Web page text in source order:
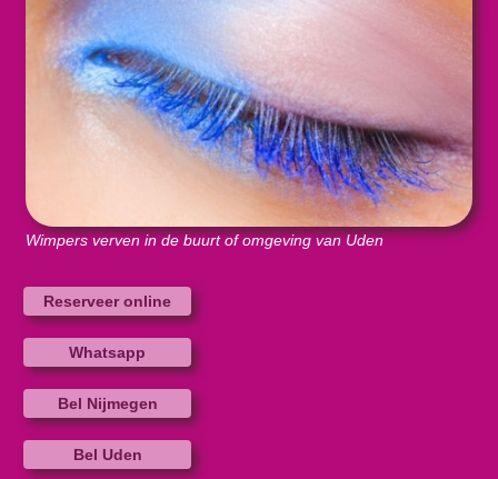
Wimpers verven in de buurt of omgeving van Uden
Reserveer online
Whatsapp
Bel Nijmegen
Bel Uden